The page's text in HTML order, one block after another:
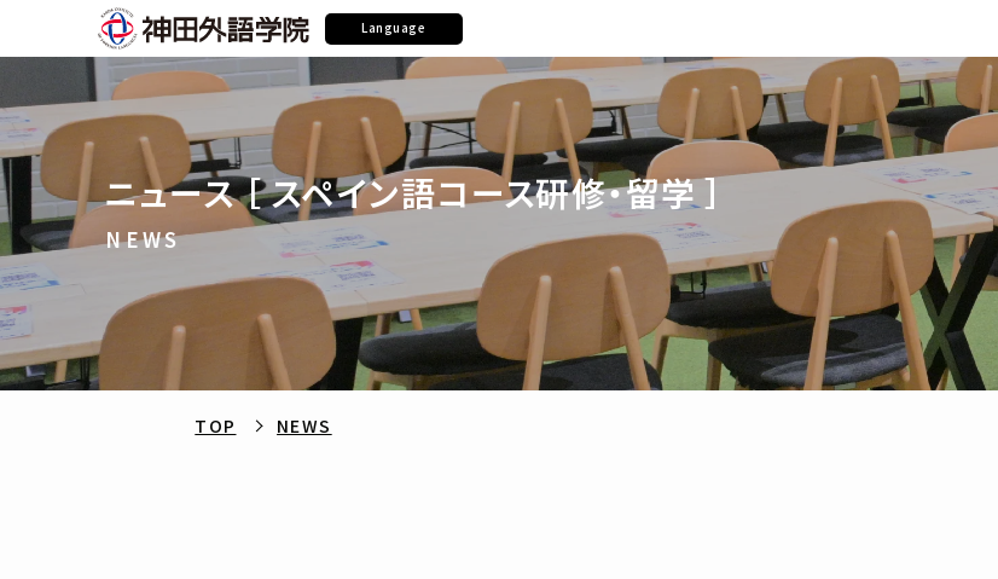
Language
ニュース ［ スペイン語コース研修・留学 ］
NEWS
TOP NEWS